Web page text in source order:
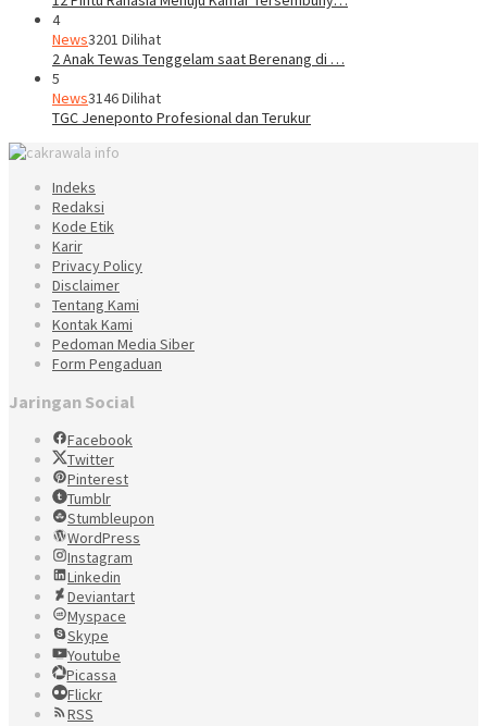
4
News3201 Dilihat
2 Anak Tewas Tenggelam saat Berenang di …
5
News3146 Dilihat
TGC Jeneponto Profesional dan Terukur
Indeks
Redaksi
Kode Etik
Karir
Privacy Policy
Disclaimer
Tentang Kami
Kontak Kami
Pedoman Media Siber
Form Pengaduan
Jaringan Social
Facebook
Twitter
Pinterest
Tumblr
Stumbleupon
WordPress
Instagram
Linkedin
Deviantart
Myspace
Skype
Youtube
Picassa
Flickr
RSS